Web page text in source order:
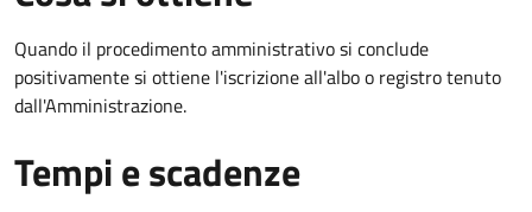
Quando il procedimento amministrativo si conclude
positivamente si ottiene l'iscrizione all'albo o registro tenuto
dall'Amministrazione.
Tempi e scadenze